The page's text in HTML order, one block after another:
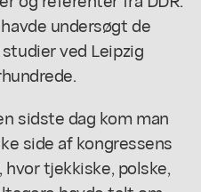
undersøgt de
ved Leipzig
sidste dag kom man
side af kongressens
tjekkiske, polske,